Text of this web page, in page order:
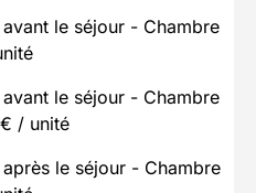
le séjour - Chambre
le séjour - Chambre
/ unité
le séjour - Chambre